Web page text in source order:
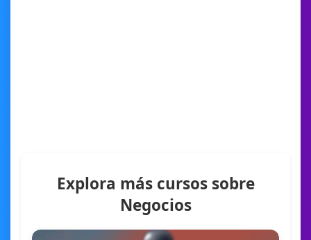
Explora más cursos sobre
Negocios